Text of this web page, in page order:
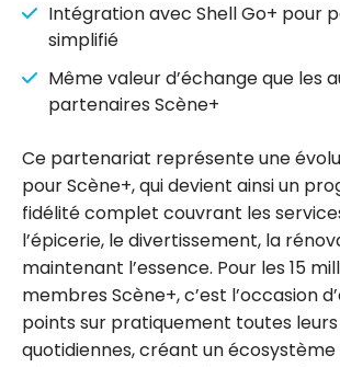
Intégration avec Shell Go+ pour
simplifié
Même valeur d’échange que les
partenaires Scène+
Ce partenariat représente une
pour Scène+, qui devient ainsi un
fidélité complet couvrant les
l’épicerie, le divertissement, la
maintenant l’essence. Pour les 15
membres Scène+, c’est l’occasion
points sur pratiquement toutes
quotidiennes, créant un écosystème